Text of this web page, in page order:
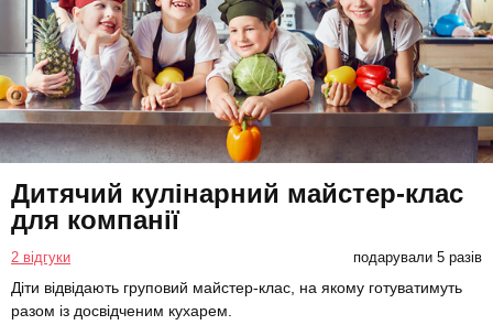
Дитячий кулінарний майстер-клас
для компанії
2 відгуки подарували 5 разів
Діти відвідають груповий майстер-клас, на якому готуватимуть
разом із досвідченим кухарем.